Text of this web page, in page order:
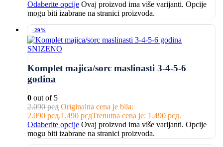
Odaberite opcije Ovaj proizvod ima više varijanti. Opcije
mogu biti izabrane na stranici proizvoda.
-29%
SNIZENO
Komplet majica/sorc maslinasti 3-4-5-6
godina
0 out of 5
2.090рсд Originalna cena je bila:
2.090 рсд.1.490 рсдTrenutna cena je: 1.490 рсд.
Odaberite opcije Ovaj proizvod ima više varijanti. Opcije
mogu biti izabrane na stranici proizvoda.